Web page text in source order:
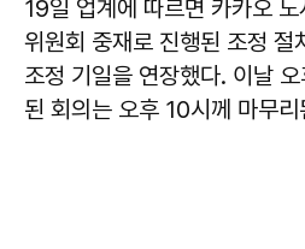
19일 업계에 따르면 카카오
위원회 중재로 진행된 조정 절
조정 기일을 연장했다. 이날
된 회의는 오후 10시께 마무